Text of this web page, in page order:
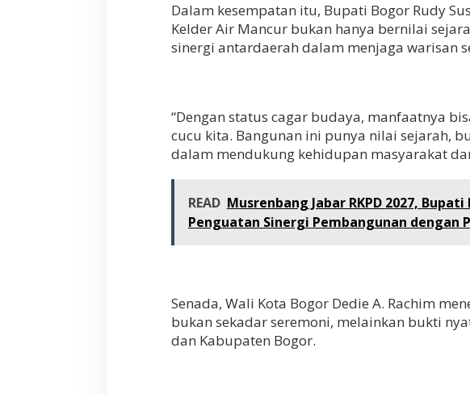
Dalam kesempatan itu, Bupati Bogor Rudy
Kelder Air Mancur bukan hanya bernilai
sinergi antardaerah dalam menjaga warisan
“Dengan status cagar budaya, manfaatnya
cucu kita. Bangunan ini punya nilai sejarah,
dalam mendukung kehidupan masyarakat
READ Musrenbang Jabar RKPD 2027,
Penguatan Sinergi Pembangunan dengan
Senada, Wali Kota Bogor Dedie A. Rachim
bukan sekadar seremoni, melainkan bukti
dan Kabupaten Bogor.